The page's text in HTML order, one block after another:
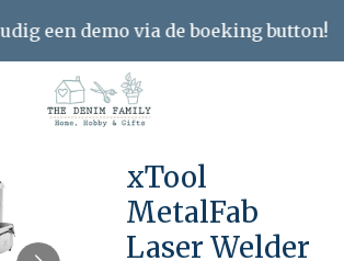
een demo via de boeking button!
xTool
MetalFab
Laser Welder